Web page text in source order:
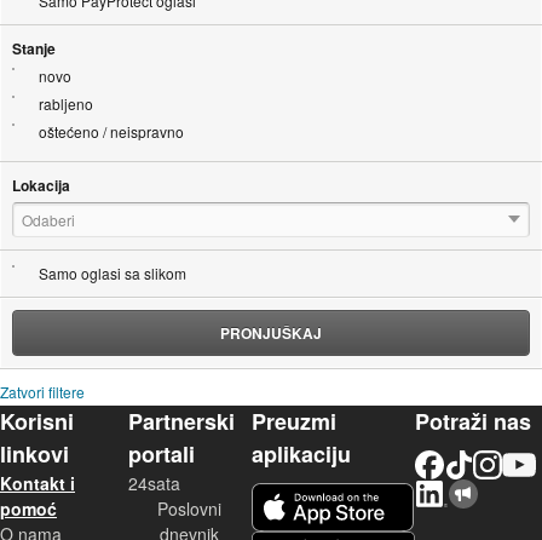
Stanje
novo
rabljeno
oštećeno / neispravno
Lokacija
Odaberi
Samo oglasi sa slikom
PRONJUŠKAJ
Zatvori filtere
Korisni
linkovi
Kontakt i
pomoć
O nama
Partnerski
portali
24sata
Poslovni
dnevnik
Preuzmi
aplikaciju
Potraži nas